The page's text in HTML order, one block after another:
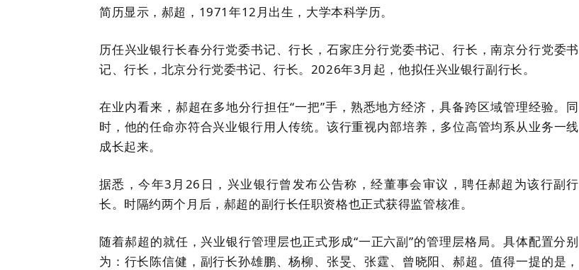
简历显示，郝超，1971年12月出生，大学本科学历。
历任兴业银行长春分行党委书记、行长，石家庄分行党委书记、行长，南京分行党委书
记、行长，北京分行党委书记、行长。2026年3月起，他拟任兴业银行副行长。
在业内看来，郝超在多地分行担任“一把”手，熟悉地方经济，具备跨区域管理经验。同
时，他的任命亦符合兴业银行用人传统。该行重视内部培养，多位高管均系从业务一线
成长起来。
据悉，今年3月26日，兴业银行曾发布公告称，经董事会审议，聘任郝超为该行副行
长。时隔约两个月后，郝超的副行长任职资格也正式获得监管核准。
随着郝超的就任，兴业银行管理层也正式形成“一正六副”的管理层格局。具体配置分别
为：行长陈信健，副行长孙雄鹏、杨柳、张旻、张霆、曾晓阳、郝超。值得一提的是，